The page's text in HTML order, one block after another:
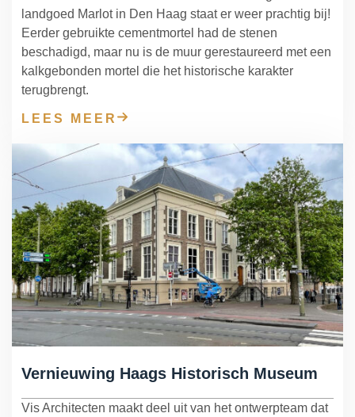
landgoed Marlot in Den Haag staat er weer prachtig bij!
Eerder gebruikte cementmortel had de stenen
beschadigd, maar nu is de muur gerestaureerd met een
kalkgebonden mortel die het historische karakter
terugbrengt.
LEES MEER
Vernieuwing Haags Historisch Museum
Vis Architecten maakt deel uit van het ontwerpteam dat